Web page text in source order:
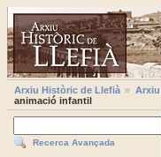
Arxiu Històric de Llefià
animació infantil
Recerca Avançada